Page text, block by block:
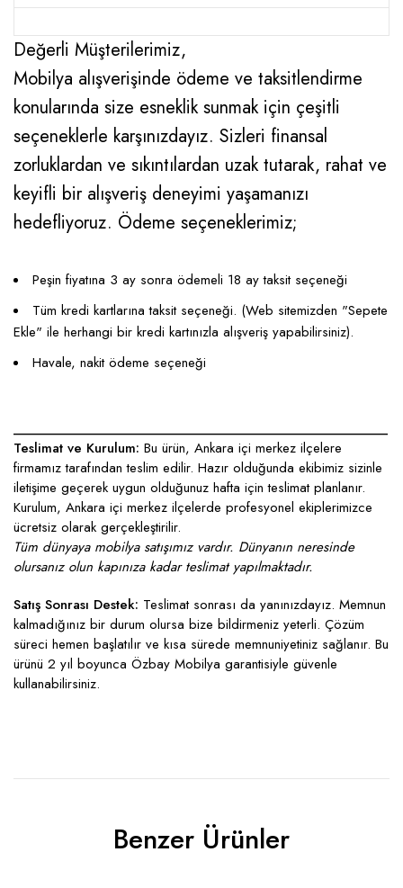
Değerli Müşterilerimiz,
Mobilya alışverişinde ödeme ve taksitlendirme
konularında size esneklik sunmak için çeşitli
seçeneklerle karşınızdayız. Sizleri finansal
zorluklardan ve sıkıntılardan uzak tutarak, rahat ve
keyifli bir alışveriş deneyimi yaşamanızı
hedefliyoruz. Ödeme seçeneklerimiz;
Peşin fiyatına 3 ay sonra ödemeli 18 ay taksit seçeneği
Tüm kredi kartlarına taksit seçeneği. (Web sitemizden "Sepete
Ekle" ile herhangi bir kredi kartınızla alışveriş yapabilirsiniz).
Havale, nakit ödeme seçeneği
____________________________________________________
Teslimat ve Kurulum: Bu ürün, Ankara içi merkez ilçelere
firmamız tarafından teslim edilir. Hazır olduğunda ekibimiz sizinle
iletişime geçerek uygun olduğunuz hafta için teslimat planlanır.
Kurulum, Ankara içi merkez ilçelerde profesyonel ekiplerimizce
ücretsiz olarak gerçekleştirilir.
Tüm dünyaya mobilya satışımız vardır. Dünyanın neresinde
olursanız olun kapınıza kadar teslimat yapılmaktadır.
Satış Sonrası Destek: Teslimat sonrası da yanınızdayız. Memnun
kalmadığınız bir durum olursa bize bildirmeniz yeterli. Çözüm
süreci hemen başlatılır ve kısa sürede memnuniyetiniz sağlanır. Bu
ürünü 2 yıl boyunca Özbay Mobilya garantisiyle güvenle
kullanabilirsiniz.
Benzer Ürünler